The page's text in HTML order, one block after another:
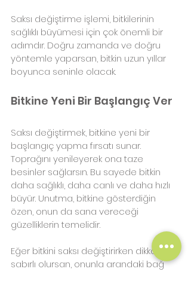
Saksı değiştirme işlemi, bitkilerinin
sağlıklı büyümesi için çok önemli bir
adımdır. Doğru zamanda ve doğru
yöntemle yaparsan, bitkin uzun yıllar
boyunca seninle olacak.
Bitkine Yeni Bir Başlangıç Ver
Saksı değiştirmek, bitkine yeni bir
başlangıç yapma fırsatı sunar.
Toprağını yenileyerek ona taze
besinler sağlarsın. Bu sayede bitkin
daha sağlıklı, daha canlı ve daha hızlı
büyür. Unutma, bitkine gösterdiğin
özen, onun da sana vereceği
güzelliklerin temelidir.
Eğer bitkini saksı değiştirirken dikkatli ve
sabırlı olursan, onunla arandaki bağ